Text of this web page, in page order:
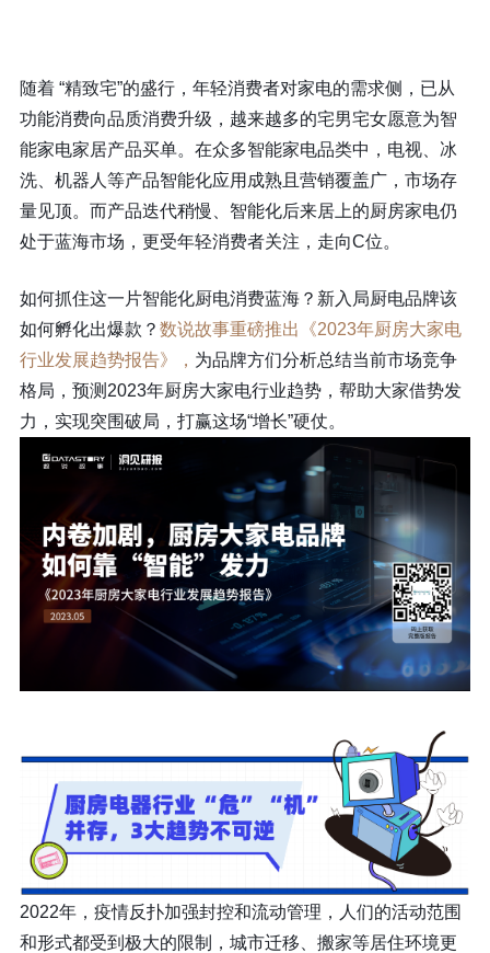
随着 “精致宅”的盛行，年轻消费者对家电的需求侧，已从
功能消费向品质消费升级，越来越多的宅男宅女愿意为智
能家电家居产品买单。在众多智能家电品类中，电视、冰
洗、机器人等产品智能化应用成熟且营销覆盖广，市场存
量见顶。而产品迭代稍慢、智能化后来居上的厨房家电仍
处于蓝海市场，更受年轻消费者关注，走向C位。
如何抓住这一片智能化厨电消费蓝海？新入局厨电品牌该
如何孵化出爆款？ 数说故事重磅推出《2023年厨房大家电
行业发展趋势报告》， 为品牌方们分析总结当前市场竞争
格局，预测2023年厨房大家电行业趋势，帮助大家借势发
力，实现突围破局，打赢这场“增长”硬仗。
2022年，疫情反扑加强封控和流动管理，人们的活动范围
和形式都受到极大的限制，城市迁移、搬家等居住环境更